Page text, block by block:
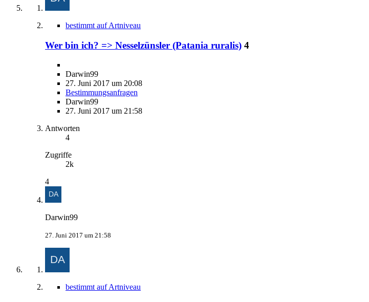
bestimmt auf Artniveau
Wer bin ich? => Nesselzünsler (Patania ruralis) 4
Darwin99
27. Juni 2017 um 20:08
Bestimmungsanfragen
Darwin99
27. Juni 2017 um 21:58
Antworten
4
Zugriffe
2k
4
Darwin99
27. Juni 2017 um 21:58
bestimmt auf Artniveau